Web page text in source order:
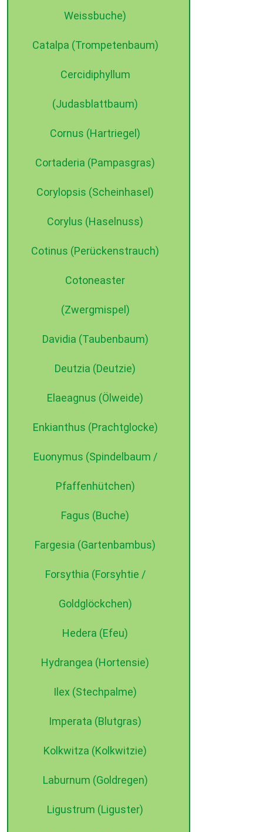
Weissbuche)
Catalpa (Trompetenbaum)
Cercidiphyllum
(Judasblattbaum)
Cornus (Hartriegel)
Cortaderia (Pampasgras)
Corylopsis (Scheinhasel)
Corylus (Haselnuss)
Cotinus (Perückenstrauch)
Cotoneaster
(Zwergmispel)
Davidia (Taubenbaum)
Deutzia (Deutzie)
Elaeagnus (Ölweide)
Enkianthus (Prachtglocke)
Euonymus (Spindelbaum /
Pfaffenhütchen)
Fagus (Buche)
Fargesia (Gartenbambus)
Forsythia (Forsyhtie /
Goldglöckchen)
Hedera (Efeu)
Hydrangea (Hortensie)
Ilex (Stechpalme)
Imperata (Blutgras)
Kolkwitza (Kolkwitzie)
Laburnum (Goldregen)
Ligustrum (Liguster)
©2015 dehne internet